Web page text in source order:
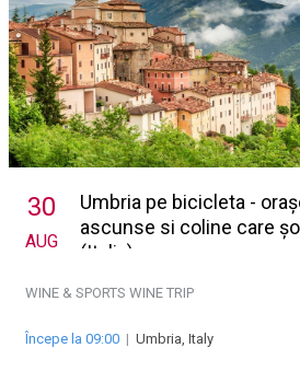
30
AUG
Umbria pe bicicleta -
ascunse si coline care
(Italia)
WINE & SPORTS WINE TRIP
Începe la 09:00 | Umbria, Italy